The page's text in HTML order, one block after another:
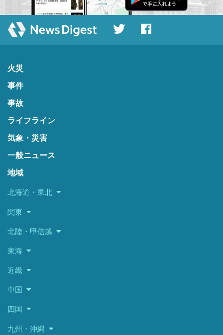
火災
事件
事故
ライフライン
気象・災害
一般ニュース
地域
北海道・東北
関東
北陸・甲信越
東海
近畿
中国
四国
九州・沖縄